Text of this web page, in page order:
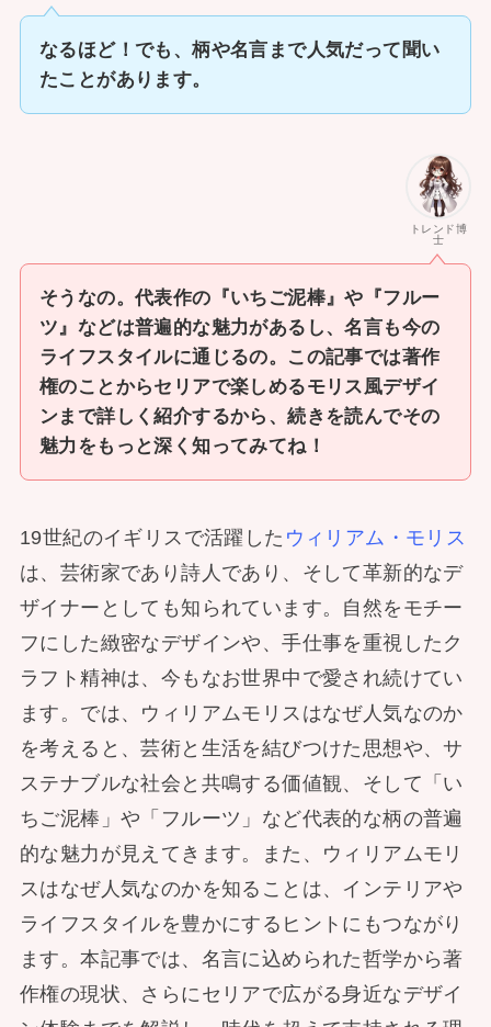
なるほど！でも、柄や名言まで人気だって聞い
たことがあります。
トレンド博
士
そうなの。代表作の『いちご泥棒』や『フルー
ツ』などは普遍的な魅力があるし、名言も今の
ライフスタイルに通じるの。この記事では著作
権のことからセリアで楽しめるモリス風デザイ
ンまで詳しく紹介するから、続きを読んでその
魅力をもっと深く知ってみてね！
19世紀のイギリスで活躍した ウィリアム・モリス
は、芸術家であり詩人であり、そして革新的なデ
ザイナーとしても知られています。自然をモチー
フにした緻密なデザインや、手仕事を重視したク
ラフト精神は、今もなお世界中で愛され続けてい
ます。では、ウィリアムモリスはなぜ人気なのか
を考えると、芸術と生活を結びつけた思想や、サ
ステナブルな社会と共鳴する価値観、そして「い
ちご泥棒」や「フルーツ」など代表的な柄の普遍
的な魅力が見えてきます。また、ウィリアムモリ
スはなぜ人気なのかを知ることは、インテリアや
ライフスタイルを豊かにするヒントにもつながり
ます。本記事では、名言に込められた哲学から著
作権の現状、さらにセリアで広がる身近なデザイ